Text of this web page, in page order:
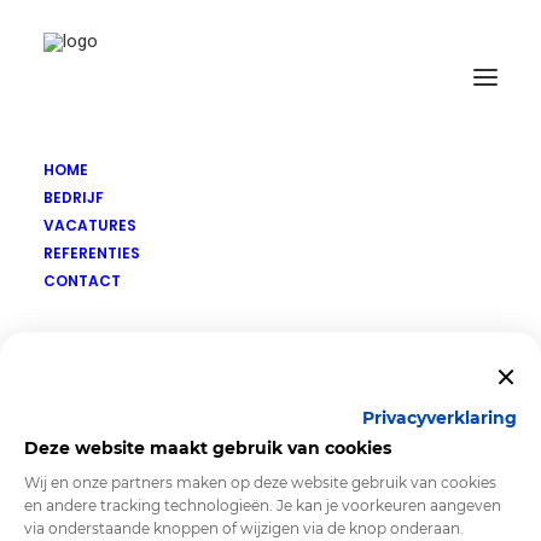
HOME
BEDRIJF
VACATURES
REFERENTIES
CONTACT
Privacyverklaring
Deze website maakt gebruik van cookies
Wij en onze partners maken op deze website gebruik van cookies
en andere tracking technologieën. Je kan je voorkeuren aangeven
via onderstaande knoppen of wijzigen via de knop onderaan.